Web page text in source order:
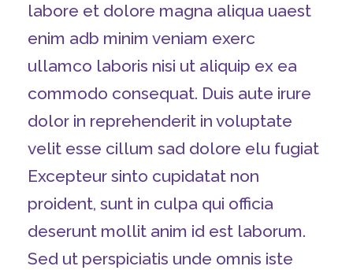
labore et dolore magna aliqua uaest
enim adb minim veniam exerc
ullamco laboris nisi ut aliquip ex ea
commodo consequat. Duis aute irure
dolor in reprehenderit in voluptate
velit esse cillum sad dolore elu fugiat
Excepteur sinto cupidatat non
proident, sunt in culpa qui officia
deserunt mollit anim id est laborum.
Sed ut perspiciatis unde omnis iste